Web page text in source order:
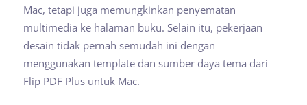
Mac, tetapi juga memungkinkan penyematan
multimedia ke halaman buku. Selain itu, pekerjaan
desain tidak pernah semudah ini dengan
menggunakan template dan sumber daya tema dari
Flip PDF Plus untuk Mac.